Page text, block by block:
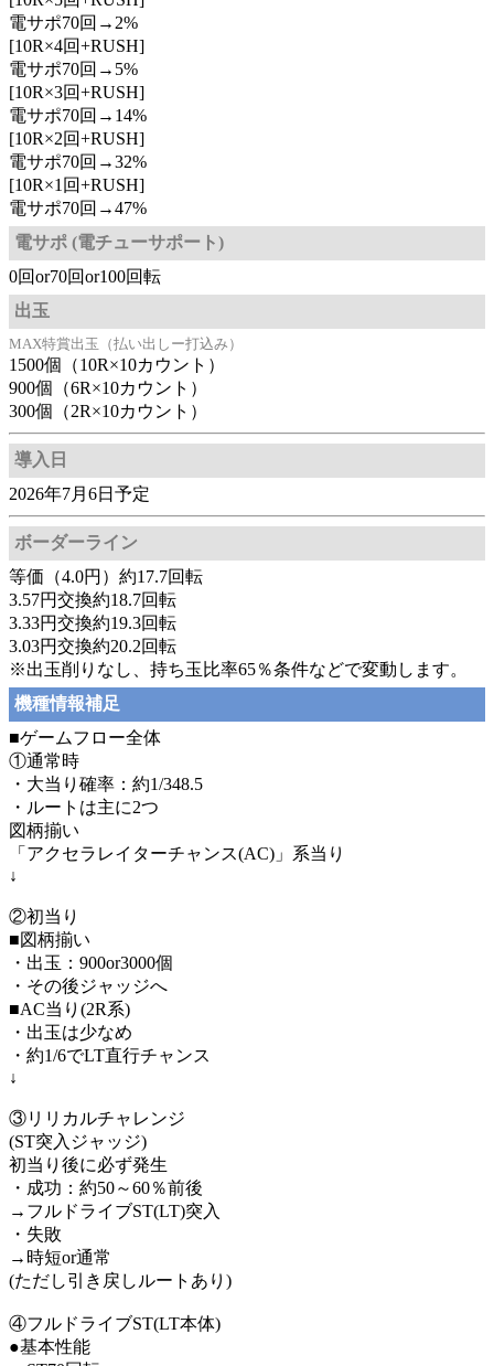
電サポ70回→2%
[10R×4回+RUSH]
電サポ70回→5%
[10R×3回+RUSH]
電サポ70回→14%
[10R×2回+RUSH]
電サポ70回→32%
[10R×1回+RUSH]
電サポ70回→47%
電サポ (電チューサポート)
0回or70回or100回転
出玉
MAX特賞出玉（払い出しー打込み）
1500個（10R×10カウント）
900個（6R×10カウント）
300個（2R×10カウント）
導入日
2026年7月6日予定
ボーダーライン
等価（4.0円）約17.7回転
3.57円交換約18.7回転
3.33円交換約19.3回転
3.03円交換約20.2回転
※出玉削りなし、持ち玉比率65％条件などで変動します。
機種情報補足
■ゲームフロー全体
①通常時
・大当り確率：約1/348.5
・ルートは主に2つ
図柄揃い
「アクセラレイターチャンス(AC)」系当り
↓
②初当り
■図柄揃い
・出玉：900or3000個
・その後ジャッジへ
■AC当り(2R系)
・出玉は少なめ
・約1/6でLT直行チャンス
↓
③リリカルチャレンジ
(ST突入ジャッジ)
初当り後に必ず発生
・成功：約50～60％前後
→フルドライブST(LT)突入
・失敗
→時短or通常
(ただし引き戻しルートあり)
④フルドライブST(LT本体)
●基本性能